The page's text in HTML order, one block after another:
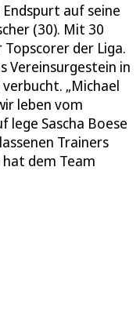
auf seine
(30). Mit 30
der Liga.
Vereinsurgestein in
„Michael
leben vom
lege Sascha Boese
Trainers
dem Team